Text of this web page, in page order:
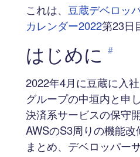
これは、 豆蔵デベロッ
カレンダー2022第23日
はじめに #
2022年4月に豆蔵に入
グループの中垣内と申
決済系サービスの保守
AWSのS3周りの機能
まとめ、デベロッパー